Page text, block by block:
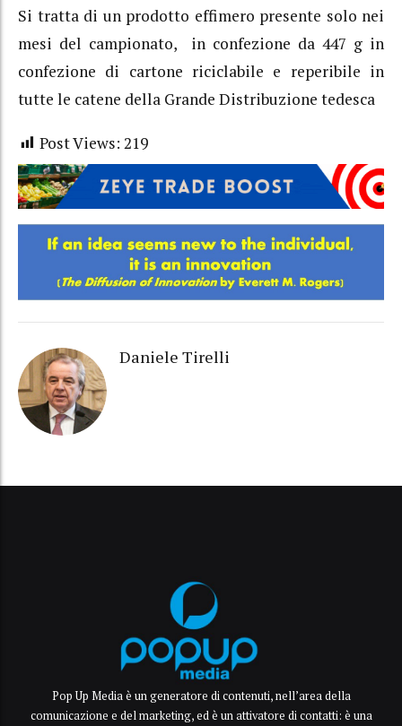
Si tratta di un prodotto effimero presente solo nei
mesi del campionato, in confezione da 447 g in
confezione di cartone riciclabile e reperibile in
tutte le catene della Grande Distribuzione tedesca
Post Views: 219
Daniele Tirelli
Pop Up Media è un generatore di contenuti, nell’area della
comunicazione e del marketing, ed è un attivatore di contatti: è una